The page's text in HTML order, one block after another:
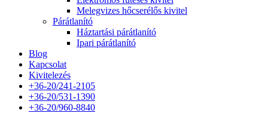
Melegvizes hőcserélős kivitel
Párátlanító
Háztartási párátlanító
Ipari párátlanító
Blog
Kapcsolat
Kivitelezés
+36-20/241-2105
+36-20/531-1390
+36-20/960-8840